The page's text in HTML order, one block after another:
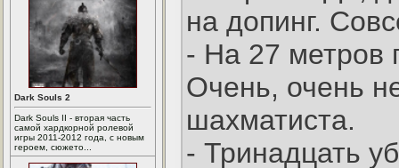
Dark Souls 2
Dark Souls II - вторая часть
самой хардкорной ролевой
игры 2011-2012 года, с новым
героем, сюжето...
на допинг.
- На 27 метров
Очень, очень
шахматиста.
- Тринадцать